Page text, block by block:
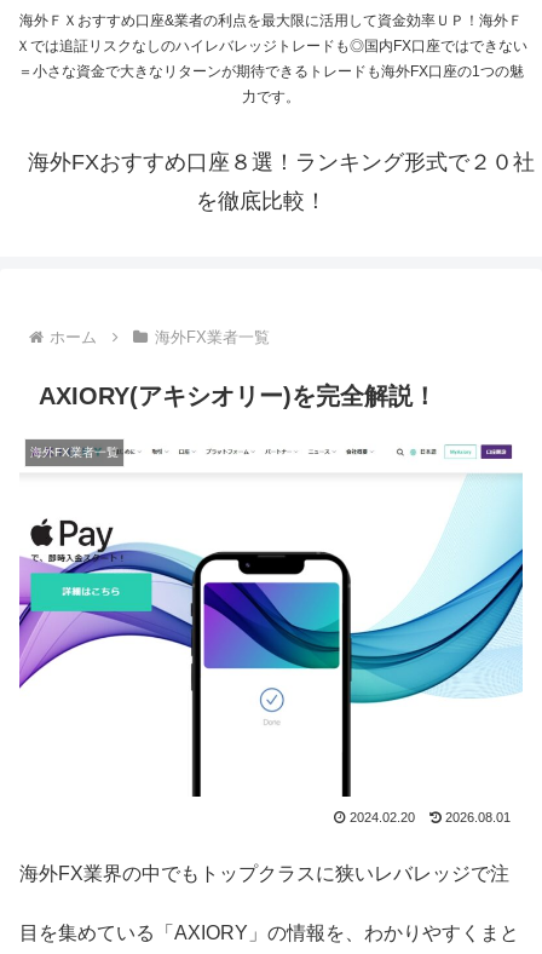
海外ＦＸおすすめ口座&業者の利点を最大限に活用して資金効率ＵＰ！海外Ｆ
Ｘでは追証リスクなしのハイレバレッジトレードも◎国内FX口座ではできない
＝小さな資金で大きなリターンが期待できるトレードも海外FX口座の1つの魅
力です。
海外FXおすすめ口座８選！ランキング形式で２０社
を徹底比較！
ホーム 海外FX業者一覧
AXIORY(アキシオリー)を完全解説！
海外FX業者一覧
2024.02.20 2026.08.01
海外FX業界の中でもトップクラスに狭いレバレッジで注
目を集めている「AXIORY」の情報を、わかりやすくまと